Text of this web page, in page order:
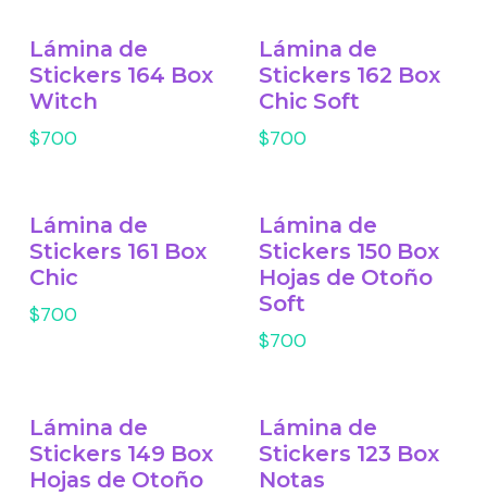
Lámina de
Stickers 164 Box
Witch
$700
Lámina de
Stickers 162 Box
Chic Soft
$700
Lámina de
Stickers 161 Box
Chic
$700
Lámina de
Stickers 150 Box
Hojas de Otoño
Soft
$700
Lámina de
Stickers 149 Box
Hojas de Otoño
Lámina de
Stickers 123 Box
Notas